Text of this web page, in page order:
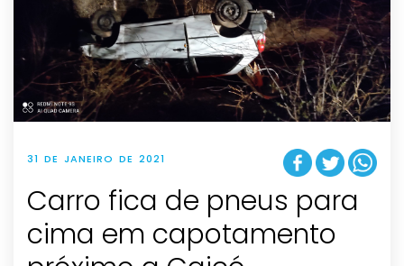
31 DE JANEIRO DE 2021
Carro fica de pneus para
cima em capotamento